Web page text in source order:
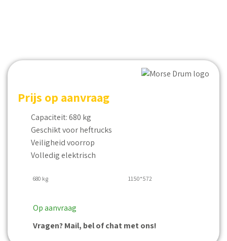
Prijs op aanvraag
680 kg 1150*572
Op aanvraag
Vragen? Mail, bel of chat met ons!
Capaciteit: 680 kg
Geschikt voor heftrucks
Veiligheid voorrop
Volledig elektrisch